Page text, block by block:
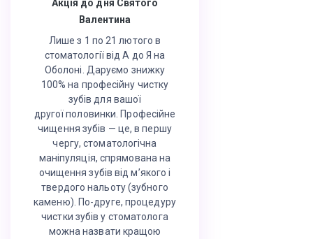
Акція до дня Святого
Валентина
Лише з 1 по 21 лютого в
стоматології від А до Я на
Оболоні. Даруємо знижку
100% на професійну чистку
зубів для вашої
другої половинки. Професійне
чищення зубів — це, в першу
чергу, стоматологічна
маніпуляція, спрямована на
очищення зубів від м’якого і
твердого нальоту (зубного
каменю). По-друге, процедуру
чистки зубів у стоматолога
можна назвати кращою